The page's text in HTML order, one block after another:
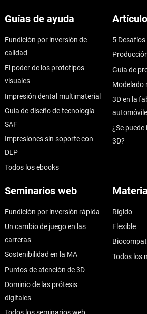
Guías de ayuda
Fundición por inversión de
calidad
El poder de los prototipos
visuales
Impresión dental multimaterial
Guía de diseño de tecnología
SAF
Impresiones sin soporte con
DLP
Todos los ebooks
5
Guía de
Modelado
3D en la
¿Se
3D?
Seminarios web
Fundición por inversión rápida
Un cambio de juego en las
carreras
Sostenibilidad en la MA
Puntos de atención de 3D
Dominio de las prótesis
digitales
Rígido
Flexible
Todos los